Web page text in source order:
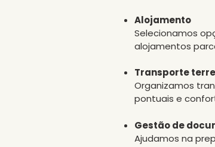
Alojamento
Selecionamos
alojamentos
Transporte
Organizamos
pontuais e
Gestão de
Ajudamos na